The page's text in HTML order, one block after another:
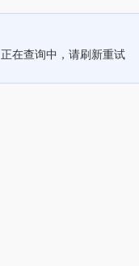
正在查询中，请刷新重试